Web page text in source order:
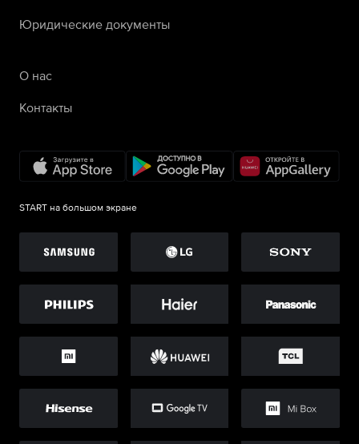
Юридические документы
О нас
Контакты
START на большом экране